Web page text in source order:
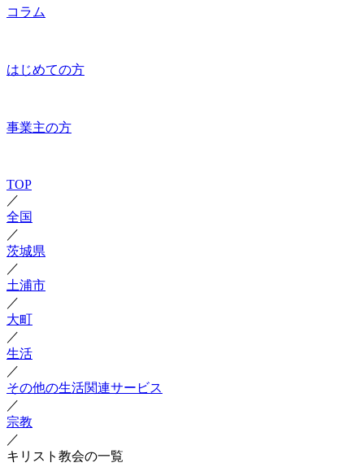
コラム
はじめての方
事業主の方
TOP
／
全国
／
茨城県
／
土浦市
／
大町
／
生活
／
その他の生活関連サービス
／
宗教
／
キリスト教会の一覧